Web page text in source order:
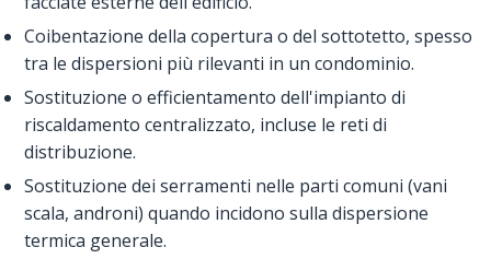
Coibentazione della copertura o del sottotetto, spesso
tra le dispersioni più rilevanti in un condominio.
Sostituzione o efficientamento dell'impianto di
riscaldamento centralizzato, incluse le reti di
distribuzione.
Sostituzione dei serramenti nelle parti comuni (vani
scala, androni) quando incidono sulla dispersione
termica generale.